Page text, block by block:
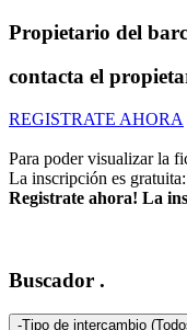
Propietario del
contacta el
REGISTRATE AHORA
Para poder visualizar la
La inscripción es
Registrate ahora! La
Buscador .
-Tipo de intercambio